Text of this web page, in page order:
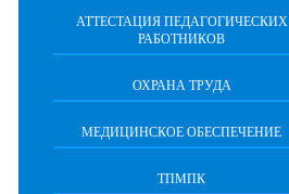
АТТЕСТАЦИЯ ПЕДАГОГИЧЕСКИХ
РАБОТНИКОВ
ОХРАНА ТРУДА
МЕДИЦИНСКОЕ ОБЕСПЕЧЕНИЕ
ТПМПК